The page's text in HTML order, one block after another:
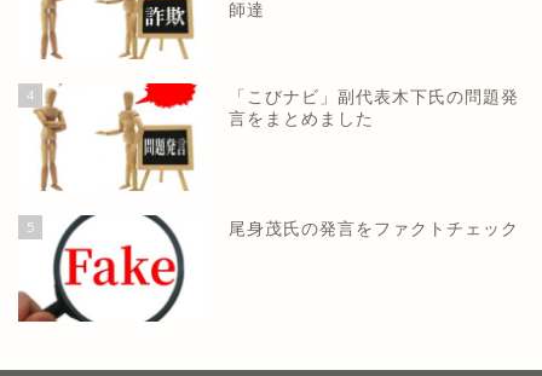
師達
4
「こびナビ」副代表木下氏の問題発
言をまとめました
5 尾身茂氏の発言をファクトチェック